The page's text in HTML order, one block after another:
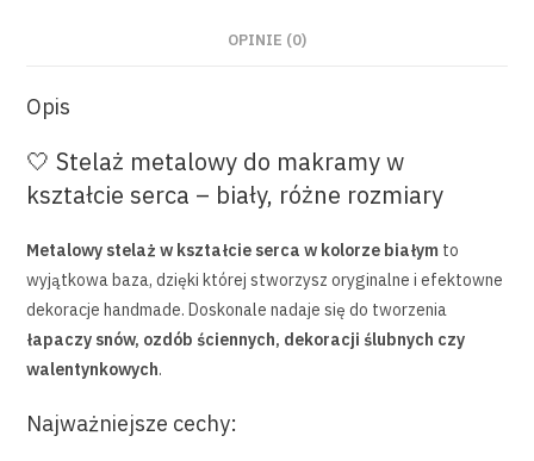
OPINIE (0)
Opis
🤍 Stelaż metalowy do makramy w
kształcie serca – biały, różne rozmiary
Metalowy stelaż w kształcie serca w kolorze białym to
wyjątkowa baza, dzięki której stworzysz oryginalne i efektowne
dekoracje handmade. Doskonale nadaje się do tworzenia
łapaczy snów, ozdób ściennych, dekoracji ślubnych czy
walentynkowych.
Najważniejsze cechy: